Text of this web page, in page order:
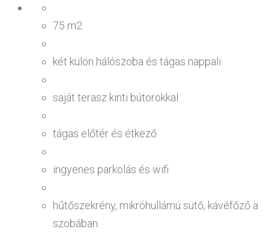
75 m2
két külön hálószoba és tágas nappali
saját terasz kinti bútorokkal
tágas előtér és étkező
ingyenes parkolás és wifi
hűtőszekrény, mikróhullámú sütő, kávéfőző a
szobában